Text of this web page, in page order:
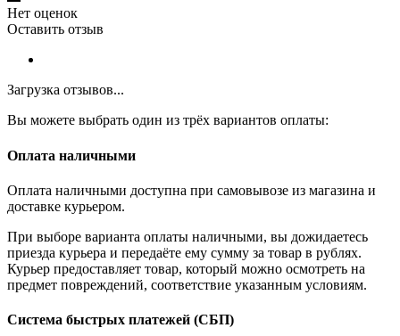
Нет оценок
Оставить отзыв
Загрузка отзывов...
Вы можете выбрать один из трёх вариантов оплаты:
Оплата наличными
Оплата наличными доступна при самовывозе из магазина и
доставке курьером.
При выборе варианта оплаты наличными, вы дожидаетесь
приезда курьера и передаёте ему сумму за товар в рублях.
Курьер предоставляет товар, который можно осмотреть на
предмет повреждений, соответствие указанным условиям.
Система быстрых платежей (СБП)